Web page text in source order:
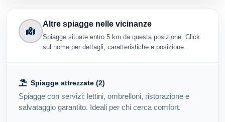
Altre spiagge nelle vicinanze
Spiagge situate entro 5 km da questa posizione. Click
sul nome per dettagli, caratteristiche e posizione.
Spiagge attrezzate (2)
Spiagge con servizi: lettini, ombrelloni, ristorazione e
salvataggio garantito. Ideali per chi cerca comfort.